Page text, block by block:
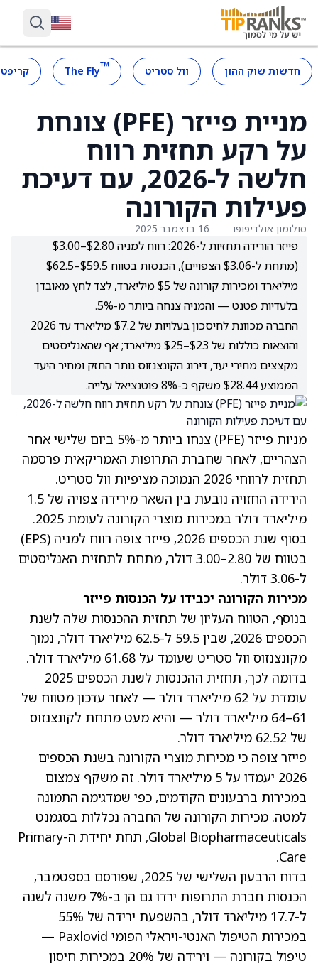
חדשות שוק ההון וול סטריט ™
The Fly
מניית פייזר (PFE) צונחת
על רקע תחזית רווח
חלשה ל-2026, עם דעיכת
פעילות הקורונה
סולומון אולדיפופו 16 בדצמבר 2025
פייזר הורידה תחזיות ל-2026: רווח למניה $2.80–$3.00
(מתחת ל-$3.06 הצפויים), הכנסות בטווח $59.5–$62.5
מיליארד ומכירות קורונה של $5 מיליארד, לצד לחץ מאובדן
בלעדיות פטנט — והמניה צנחה ביותר מ-5%.
החברה מכוונת לחיסכון בעלויות של $7.2 מיליארד עד 2026
והוצאות כוללות של $23–$25 מיליארד; אף שהאנליסטים
מקצצים מחירי יעד, דירוג הקונצנזוס נותר החזק ומחיר היעד
הממוצע $28.44 משקף כ-8% פוטנציאל עלייה.
מניות פייזר (PFE)
צנחו ביותר מ-5% ביום שלישי אחר
הצהריים, לאחר שחברת התרופות האמריקאית פרסמה
תחזית לרווחי 2026 הנמוכה מציפיות וול סטריט.
הירידה החזויה נובעת בין השאר מירידה צפויה של 1.5
מיליארד דולר במכירות מוצרי הקורונה לעומת 2025.
בסוף שנת הכספים 2026, פייזר צופה רווח למניה (EPS)
בטווח של 2.80–3.00 דולר, מתחת לתחזית האנליסטים
ל-3.06 דולר.
מכירות הקורונה יכבידו על הכנסות פייזר
בנוסף, הטווח העליון של תחזית ההכנסות שלה לשנת
הכספים 2026, שבין 59.5 ל-62.5 מיליארד דולר, נמוך
מקונצנזוס וול סטריט שעומד על 61.68 מיליארד דולר.
בדומה לכך, תחזית ההכנסות לשנת הכספים 2025
עומדת על 62 מיליארד דולר — לאחר עדכון מטווח של
61–64 מיליארד דולר — והיא מעט מתחת לקונצנזוס
של 62.52 מיליארד דולר.
פייזר צופה כי מכירות מוצרי הקורונה בשנת הכספים
2026 יעמדו על 5 מיליארד דולר. זה משקף צמצום
במכירות ברבעונים הקודמים, כפי שמדגימה התמונה
למטה. מכירות הקורונה של החברה נכללות בסגמנט
Global Biopharmaceuticals, תחת יחידת ה-Primary
Care.
בדוח הרבעון השלישי של 2025, שפורסם בספטמבר,
הכנסות חברת התרופות ירדו גם הן ב-7% משנה לשנה
ל-17.7 מיליארד דולר, בהשפעת ירידה של 55%
במכירות הטיפול האנטי-ויראלי הפומי Paxlovid —
טיפול בקורונה — וירידה של 20% במכירות חיסון